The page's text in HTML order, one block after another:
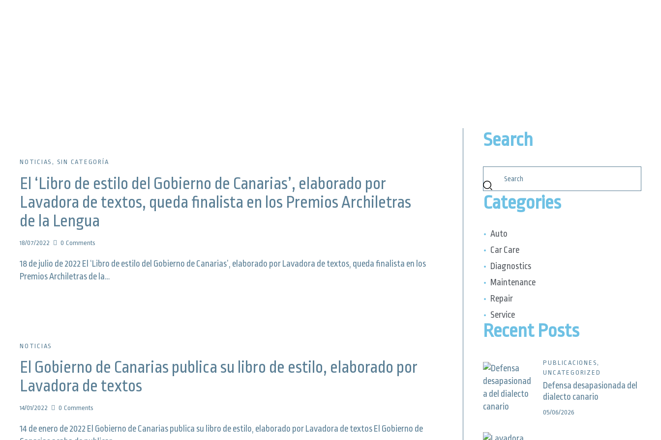
NOTICIAS , SIN CATEGORÍA
El ‘Libro de estilo del Gobierno de Canarias’, elaborado por
Lavadora de textos, queda finalista en los Premios Archiletras
de la Lengua
18/07/2022 0 Comments
18 de julio de 2022 El ‘Libro de estilo del Gobierno de Canarias’, elaborado por Lavadora de textos, queda finalista en los
Premios Archiletras de la…
NOTICIAS
El Gobierno de Canarias publica su libro de estilo, elaborado por
Lavadora de textos
14/01/2022 0 Comments
14 de enero de 2022 El Gobierno de Canarias publica su libro de estilo, elaborado por Lavadora de textos El Gobierno de
Search
Categories
Auto
Car Care
Diagnostics
Maintenance
Repair
Service
Recent Posts
PUBLICACIONES,
UNCATEGORIZED
Defensa desapasionada del
dialecto canario
05/06/2026